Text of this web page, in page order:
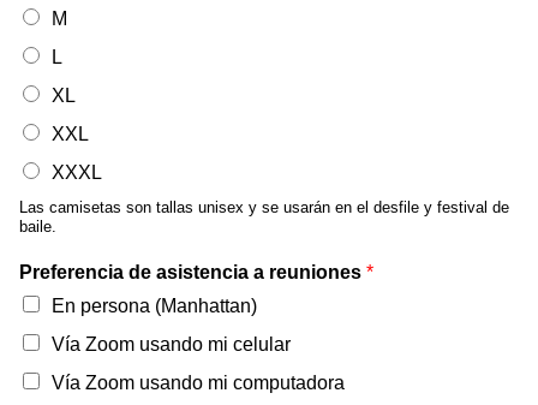
M
L
XL
XXL
XXXL
Las camisetas son tallas unisex y se usarán en el desfile y festival de
baile.
Preferencia de asistencia a reuniones *
En persona (Manhattan)
Vía Zoom usando mi celular
Vía Zoom usando mi computadora